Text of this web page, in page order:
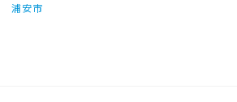
浦安市